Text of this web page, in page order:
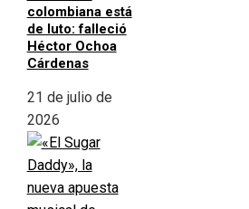
colombiana está
de luto: falleció
Héctor Ochoa
Cárdenas
21 de julio de
2026